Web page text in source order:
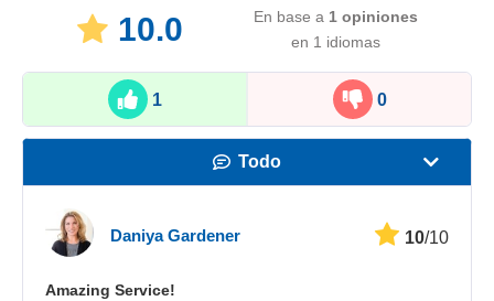
10.0 En base a 1 opiniones
en 1 idiomas
1 0
Todo
Daniya Gardener 10/10
Amazing Service!